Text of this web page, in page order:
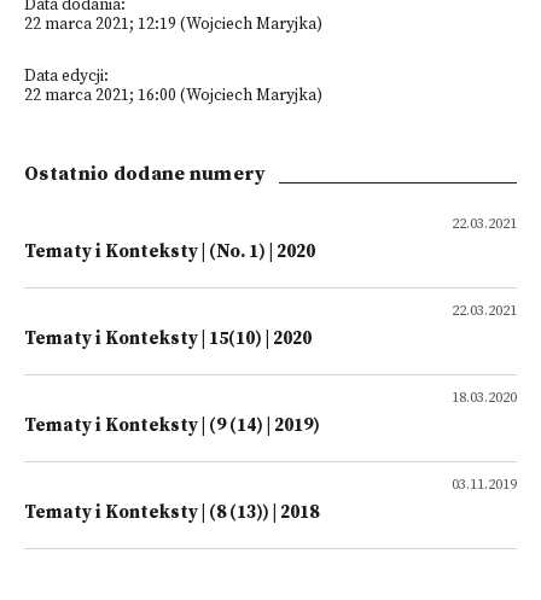
Data dodania:
22 marca 2021; 12:19 (Wojciech Maryjka)
Data edycji:
22 marca 2021; 16:00 (Wojciech Maryjka)
Ostatnio dodane numery
22.03.2021
Tematy i Konteksty | (No. 1) | 2020
22.03.2021
Tematy i Konteksty | 15(10) | 2020
18.03.2020
Tematy i Konteksty | (9 (14) | 2019)
03.11.2019
Tematy i Konteksty | (8 (13)) | 2018